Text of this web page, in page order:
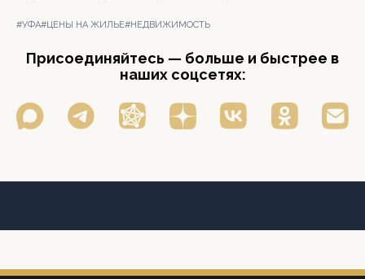
#УФА#ЦЕНЫ НА ЖИЛЬЕ#НЕДВИЖИМОСТЬ
Присоединяйтесь — больше и быстрее в
наших соцсетях: